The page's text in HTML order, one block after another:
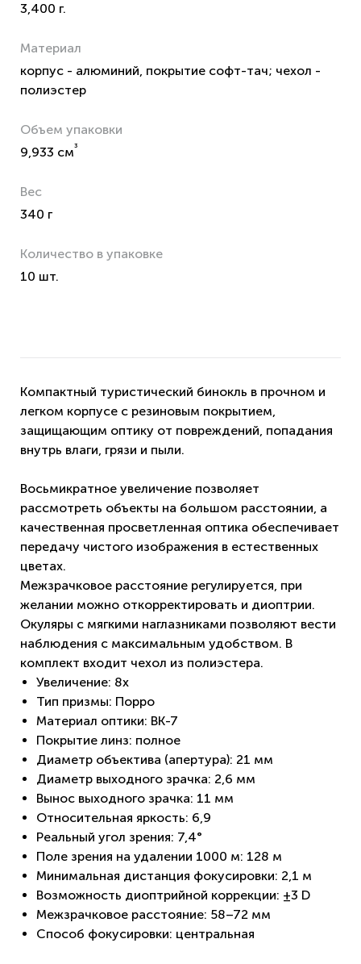
3,400 г.
Материал
корпус - алюминий, покрытие софт-тач; чехол -
полиэстер
Объем упаковки
9,933 см³
Вес
340 г
Количество в упаковке
10 шт.
Компактный туристический бинокль в прочном и
легком корпусе с резиновым покрытием,
защищающим оптику от повреждений, попадания
внутрь влаги, грязи и пыли.
Восьмикратное увеличение позволяет
рассмотреть объекты на большом расстоянии, а
качественная просветленная оптика обеспечивает
передачу чистого изображения в естественных
цветах.
Межзрачковое расстояние регулируется, при
желании можно откорректировать и диоптрии.
Окуляры с мягкими наглазниками позволяют вести
наблюдения с максимальным удобством. В
комплект входит чехол из полиэстера.
Увеличение: 8х
Тип призмы: Порро
Материал оптики: BK-7
Покрытие линз: полное
Диаметр объектива (апертура): 21 мм
Диаметр выходного зрачка: 2,6 мм
Вынос выходного зрачка: 11 мм
Относительная яркость: 6,9
Реальный угол зрения: 7,4°
Поле зрения на удалении 1000 м: 128 м
Минимальная дистанция фокусировки: 2,1 м
Возможность диоптрийной коррекции: ±3 D
Межзрачковое расстояние: 58–72 мм
Способ фокусировки: центральная